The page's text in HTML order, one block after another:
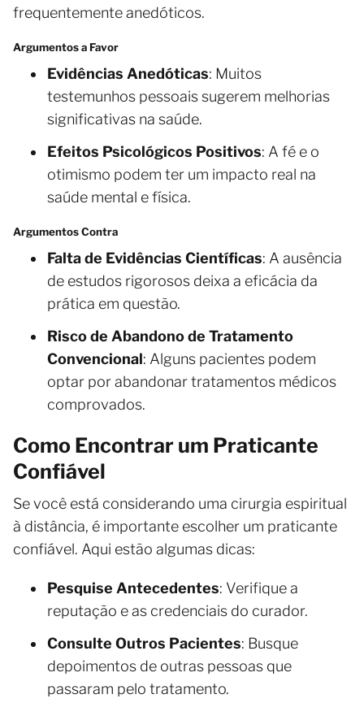
frequentemente anedóticos.
Argumentos a Favor
Evidências Anedóticas: Muitos
testemunhos pessoais sugerem melhorias
significativas na saúde.
Efeitos Psicológicos Positivos: A fé e o
otimismo podem ter um impacto real na
saúde mental e física.
Argumentos Contra
Falta de Evidências Científicas: A ausência
de estudos rigorosos deixa a eficácia da
prática em questão.
Risco de Abandono de Tratamento
Convencional: Alguns pacientes podem
optar por abandonar tratamentos médicos
comprovados.
Como Encontrar um Praticante
Confiável
Se você está considerando uma cirurgia espiritual
à distância, é importante escolher um praticante
confiável. Aqui estão algumas dicas:
Pesquise Antecedentes: Verifique a
reputação e as credenciais do curador.
Consulte Outros Pacientes: Busque
depoimentos de outras pessoas que
passaram pelo tratamento.